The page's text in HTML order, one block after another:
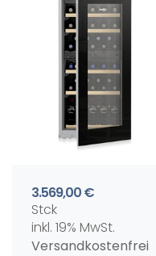
3.569,00 €
Stck
inkl. 19% MwSt.
Versandkostenfrei